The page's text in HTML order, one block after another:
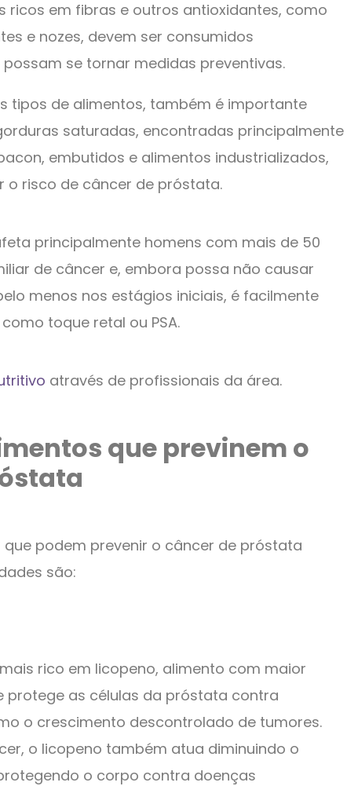
ricos em fibras e outros antioxidantes, como
e nozes, devem ser consumidos
se tornar medidas preventivas.
tipos de alimentos, também é importante
saturadas, encontradas principalmente
embutidos e alimentos industrializados,
o risco de câncer de próstata.
principalmente homens com mais de 50
de câncer e, embora possa não causar
menos nos estágios iniciais, é facilmente
toque retal ou PSA.
através de profissionais da área.
que previnem o
podem prevenir o câncer de próstata
são:
rico em licopeno, alimento com maior
protege as células da próstata contra
o crescimento descontrolado de tumores.
o licopeno também atua diminuindo o
o corpo contra doenças